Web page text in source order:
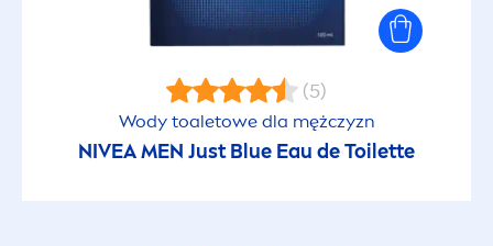
(5)
Wody toaletowe dla mężczyzn
NIVEAMEN Just Blue Eau de Toilette